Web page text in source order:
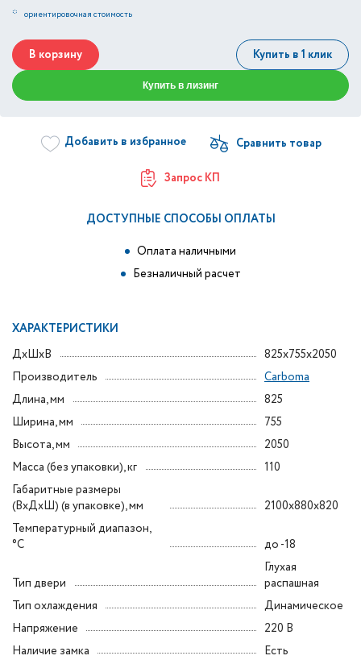
* ориентировочная стоимость
В корзину Купить в 1 клик
Купить в лизинг
Добавить в избранное
Запрос КП
ДОСТУПНЫЕ СПОСОБЫ ОПЛАТЫ
Оплата наличными
Безналичный расчет
ХАРАКТЕРИСТИКИ
ДxШxВ
825x755x2050
Производитель
Carboma
Длина, мм
825
Ширина, мм
755
Высота, мм
2050
Масса (без упаковки), кг
110
Габаритные размеры
(ВxДxШ) (в упаковке), мм
2100x880x820
Температурный диапазон,
°C
до -18
Тип двери
Глухая
распашная
Тип охлаждения
Динамическое
Напряжение
220 В
Наличие замка
Есть